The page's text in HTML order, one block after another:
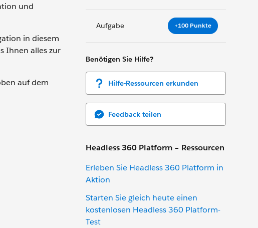
Aufgabe +100 Punkte
Benötigen Sie Hilfe?
Hilfe-Ressourcen erkunden
Feedback teilen
Headless 360 Platform – Ressourcen
Erleben Sie Headless 360 Platform in
Aktion
Starten Sie gleich heute einen
kostenlosen Headless 360 Platform-
Test
und
in diesem
Ihnen alles zur
auf dem